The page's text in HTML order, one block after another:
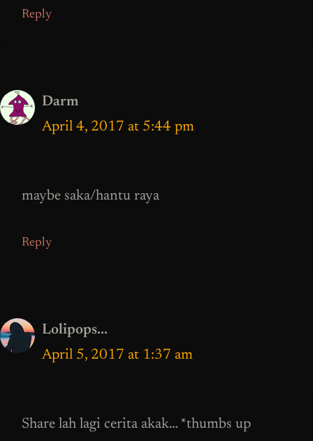
Reply
Darm
April 4, 2017 at 5:44 pm
maybe saka/hantu raya
Reply
Lolipops...
April 5, 2017 at 1:37 am
Share lah lagi cerita akak… *thumbs up